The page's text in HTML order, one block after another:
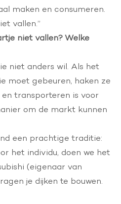
maken en consumeren.
vallen.”
niet vallen? Welke
niet anders wil. Als het
moet gebeuren, haken ze
transporteren is voor
om de markt kunnen
een prachtige traditie:
het individu, doen we het
(eigenaar van
je dijken te bouwen.